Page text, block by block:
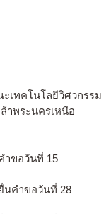
เทคโนโลยีวิศวกรรม
าพระนครเหนือ
ำขอวันที่ 15
นคำขอวันที่ 28